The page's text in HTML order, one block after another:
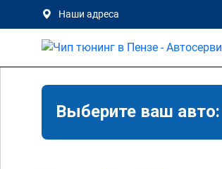
Наши адреса
Выберите ваш авто: